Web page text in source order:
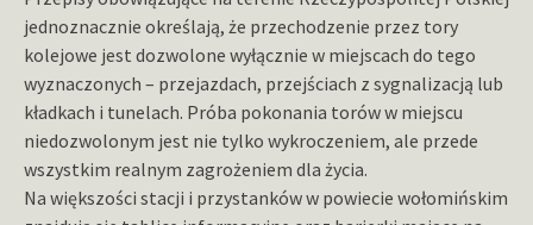
jednoznacznie określają, że przechodzenie przez tory
kolejowe jest dozwolone wyłącznie w miejscach do tego
wyznaczonych – przejazdach, przejściach z sygnalizacją lub
kładkach i tunelach. Próba pokonania torów w miejscu
niedozwolonym jest nie tylko wykroczeniem, ale przede
wszystkim realnym zagrożeniem dla życia.
Na większości stacji i przystanków w powiecie wołomińskim